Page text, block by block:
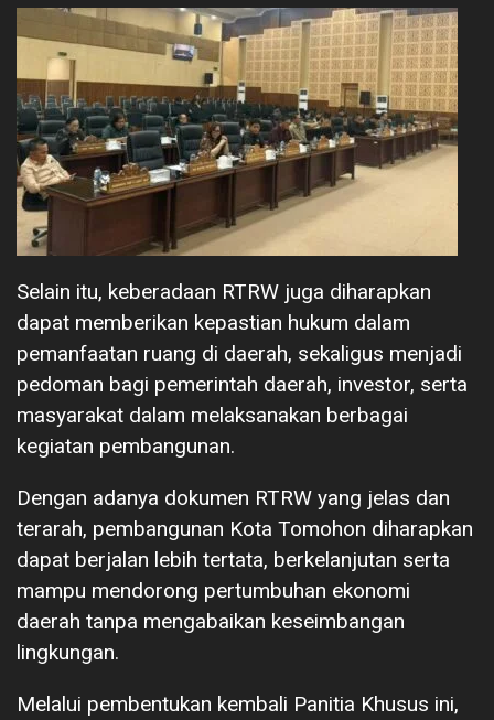
Selain itu, keberadaan RTRW juga diharapkan
dapat memberikan kepastian hukum dalam
pemanfaatan ruang di daerah, sekaligus menjadi
pedoman bagi pemerintah daerah, investor, serta
masyarakat dalam melaksanakan berbagai
kegiatan pembangunan.
Dengan adanya dokumen RTRW yang jelas dan
terarah, pembangunan Kota Tomohon diharapkan
dapat berjalan lebih tertata, berkelanjutan serta
mampu mendorong pertumbuhan ekonomi
daerah tanpa mengabaikan keseimbangan
lingkungan.
Melalui pembentukan kembali Panitia Khusus ini,